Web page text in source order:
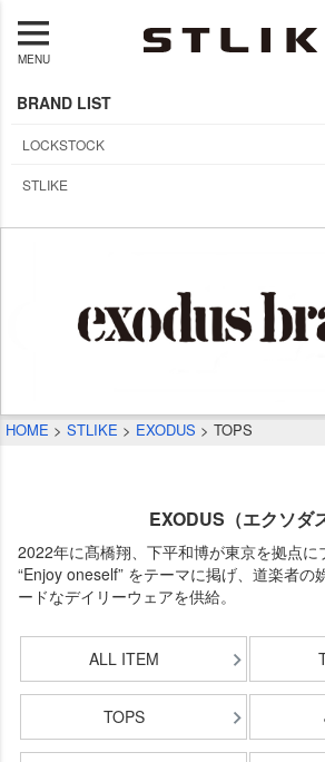
MENU
BRAND LIST
LOCKSTOCK
STLIKE
HOME STLIKE EXODUS TOPS
EXODUS（エクソダ
2022年に髙橋翔、下平和博が東京を拠点に
“Enjoy oneself” をテーマに掲げ、道楽者の
ードなデイリーウェアを供給。
ALL ITEM
TOPS